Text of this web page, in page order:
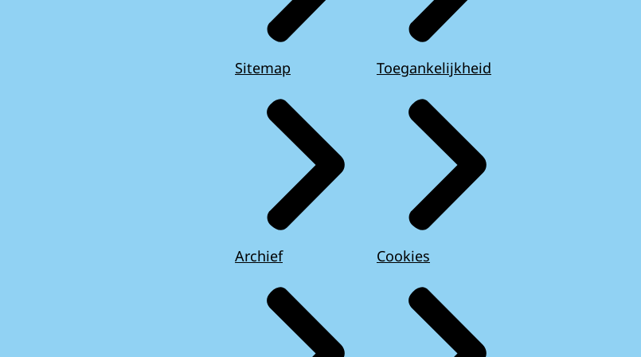
Sitemap
Archief
Toegankelijkheid
Cookies